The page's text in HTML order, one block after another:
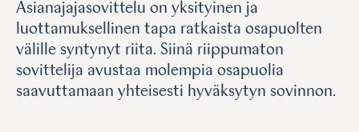
Asianajajasovittelu on yksityinen ja
luottamuksellinen tapa ratkaista osapuolten
välille syntynyt riita. Siinä riippumaton
sovittelija avustaa molempia osapuolia
saavuttamaan yhteisesti hyväksytyn sovinnon.